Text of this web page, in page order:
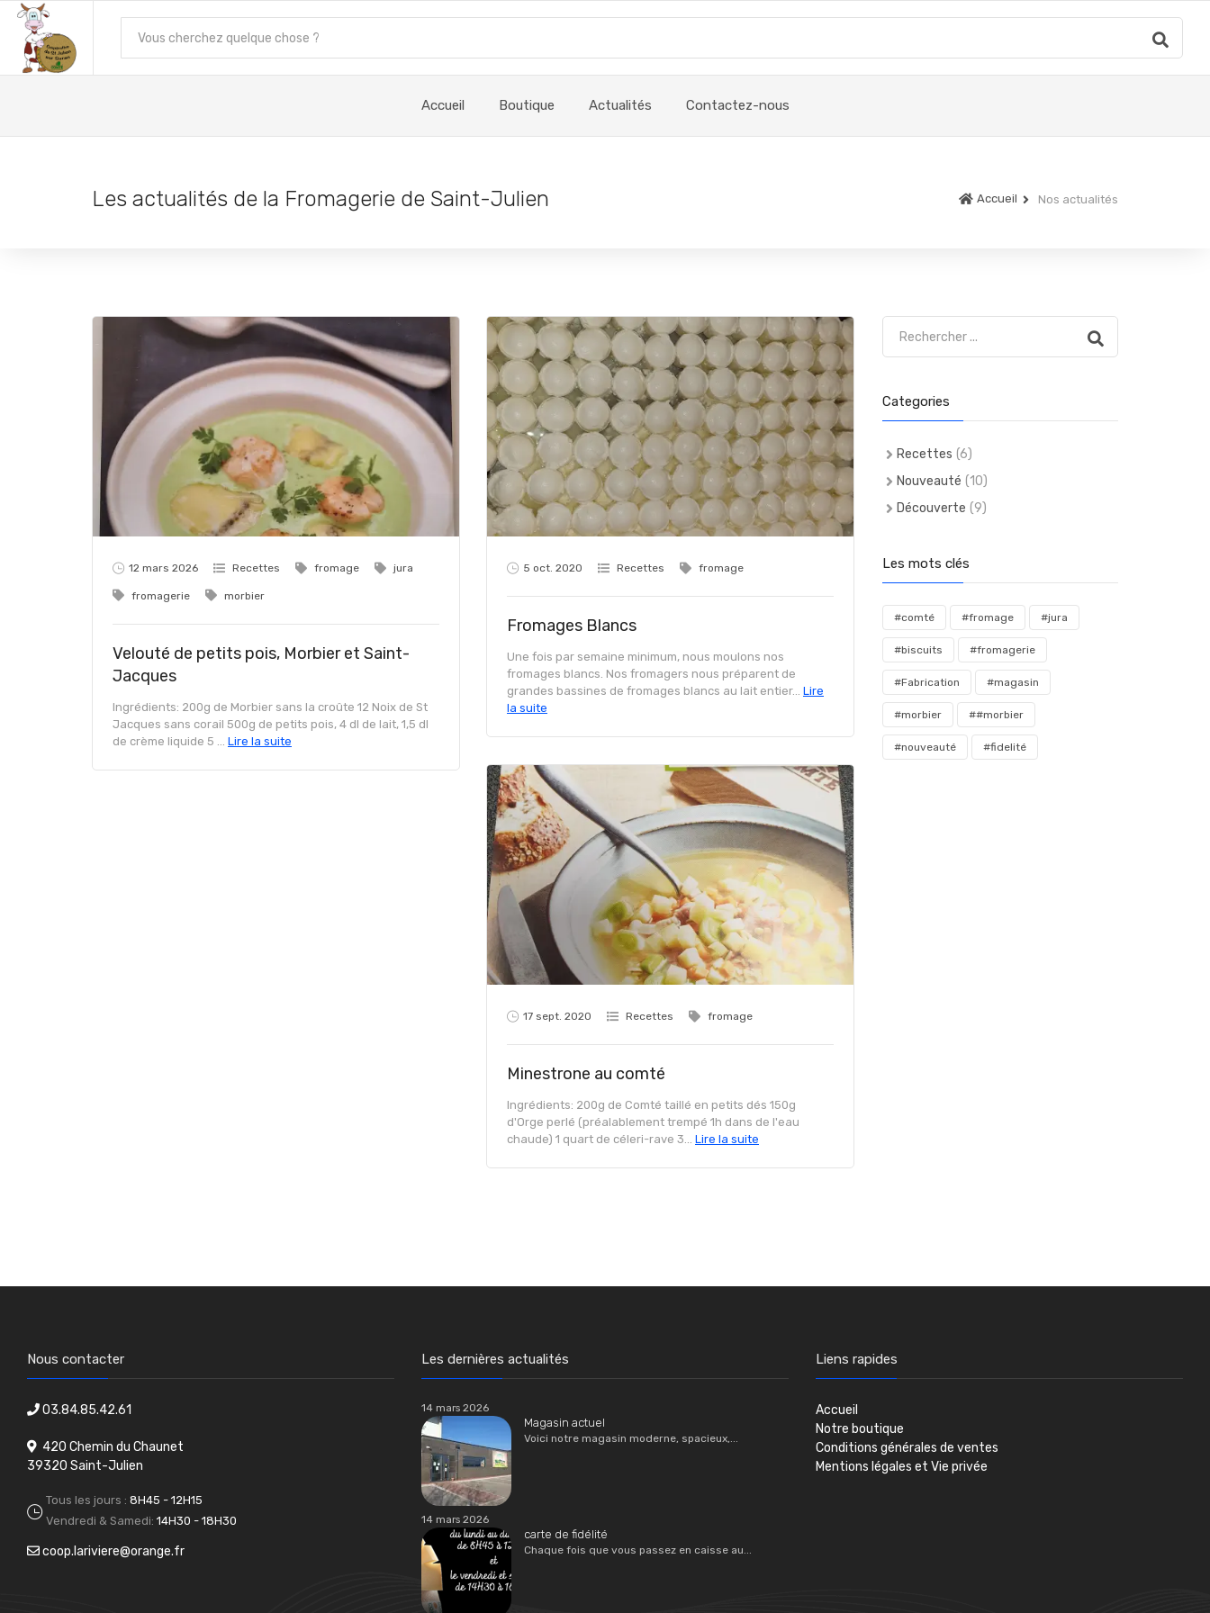
Accueil Boutique Actualités Contactez-nous
Les actualités de la Fromagerie de Saint-Julien Accueil Nos actualités
12 mars 2026 Recettes fromage jura
fromagerie morbier
Velouté de petits pois, Morbier et Saint-
Jacques
Ingrédients: 200g de Morbier sans la croûte 12 Noix de St
Jacques sans corail 500g de petits pois, 4 dl de lait, 1,5 dl
de crème liquide 5 ... Lire la suite
5 oct. 2020 Recettes fromage
Fromages Blancs
Une fois par semaine minimum, nous moulons nos
fromages blancs. Nos fromagers nous préparent de
grandes bassines de fromages blancs au lait entier... Lire
la suite
17 sept. 2020 Recettes fromage
Minestrone au comté
Ingrédients: 200g de Comté taillé en petits dés 150g
d'Orge perlé (préalablement trempé 1h dans de l'eau
chaude) 1 quart de céleri-rave 3... Lire la suite
Categories
Recettes (6)
Nouveauté (10)
Découverte (9)
Les mots clés
#comté #fromage #jura
#biscuits #fromagerie
#Fabrication #magasin
#morbier ##morbier
#nouveauté #fidelité
Nous contacter
03.84.85.42.61
420 Chemin du Chaunet
39320 Saint-Julien
Tous les jours : 8H45 - 12H15
Vendredi & Samedi: 14H30 - 18H30
coop.lariviere@orange.fr
Les dernières actualités
14 mars 2026
Magasin actuel
Voici notre magasin moderne, spacieux,...
14 mars 2026
carte de fidélité
Chaque fois que vous passez en caisse au...
Liens rapides
Accueil
Notre boutique
Conditions générales de ventes
Mentions légales et Vie privée